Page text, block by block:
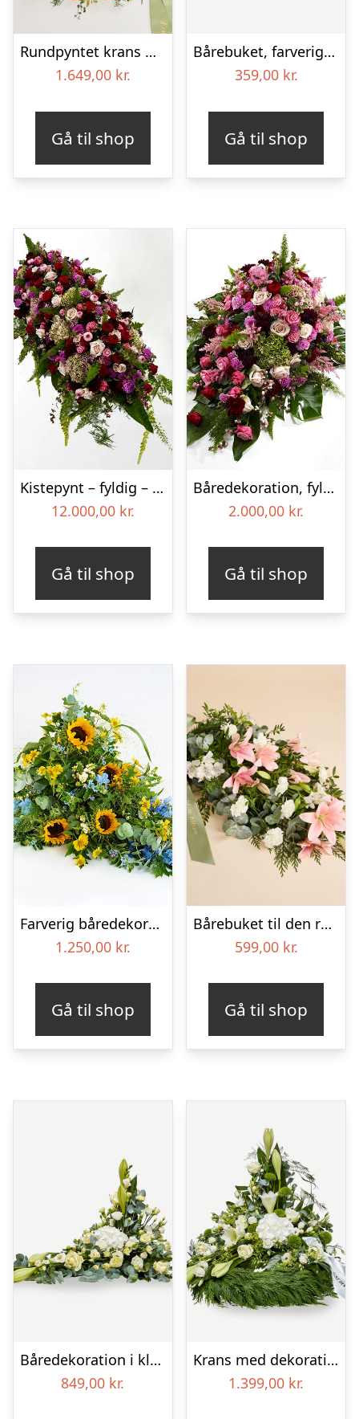
Rundpyntet krans med bånd – Et farverigt farvel
1.649,00 kr.
Gå til shop
Bårebuket, farverig (Floristens kreative valg)
359,00 kr.
Gå til shop
Kistepynt – fyldig – Blomster til begravelse
12.000,00 kr.
Gå til shop
Båredekoration, fyldig – Blomster til begravelse
2.000,00 kr.
Gå til shop
Farverig båredekoration i gul og blå – Blomster til begravelse
1.250,00 kr.
Gå til shop
Bårebuket til den rolige afsked med bånd
599,00 kr.
Gå til shop
Båredekoration i klassisk stil – creme
849,00 kr.
Krans med dekoration i klassisk stil og bånd creme
1.399,00 kr.